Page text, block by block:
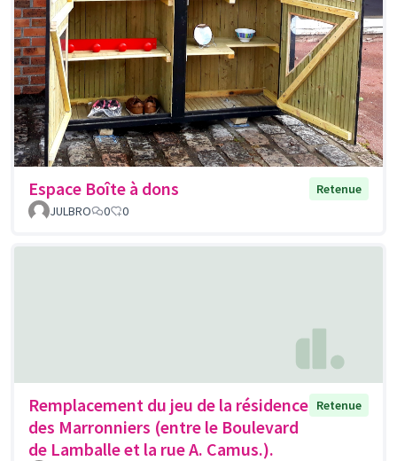
Espace Boîte à dons
Retenue
JULBRO
0 0
Remplacement du jeu de la résidence
des Marronniers (entre le Boulevard
de Lamballe et la rue A. Camus.).
Retenue